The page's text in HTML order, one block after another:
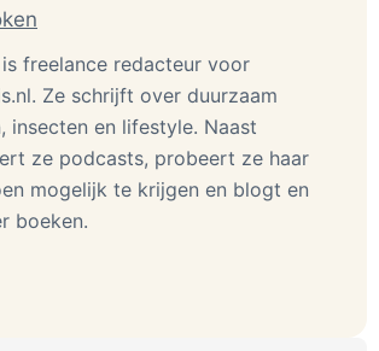
freelance redacteur voor
Ze schrijft over duurzaam
insecten en lifestyle. Naast
ze podcasts, probeert ze haar
mogelijk te krijgen en blogt en
boeken.